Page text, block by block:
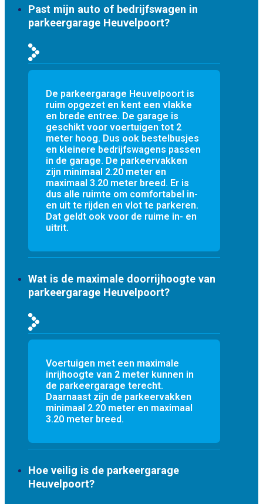
Past mijn auto of bedrijfswagen in
parkeergarage Heuvelpoort?
De parkeergarage Heuvelpoort is
ruim opgezet en kent een vlakke
en brede entree. De garage is
geschikt voor voertuigen tot 2
meter hoog. Dus ook bestelbusjes
en kleinere bedrijfswagens passen
in de garage. De parkeervakken
zijn minimaal 2.20 meter en
maximaal 3.20 meter breed. Er is
dus alle ruimte om comfortabel in-
en uit te rijden en vlot te parkeren.
Dat geldt ook voor de ruime in- en
uitrit.
Wat is de maximale doorrijhoogte van
parkeergarage Heuvelpoort?
Voertuigen met een maximale
inrijhoogte van 2 meter kunnen in
de parkeergarage terecht.
Daarnaast zijn de parkeervakken
minimaal 2.20 meter en maximaal
3.20 meter breed.
Hoe veilig is de parkeergarage
Heuvelpoort?